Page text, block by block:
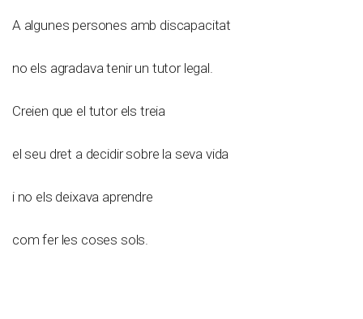
A algunes persones amb discapacitat
no els agradava tenir un tutor legal.
Creien que el tutor els treia
el seu dret a decidir sobre la seva vida
i no els deixava aprendre
com fer les coses sols.